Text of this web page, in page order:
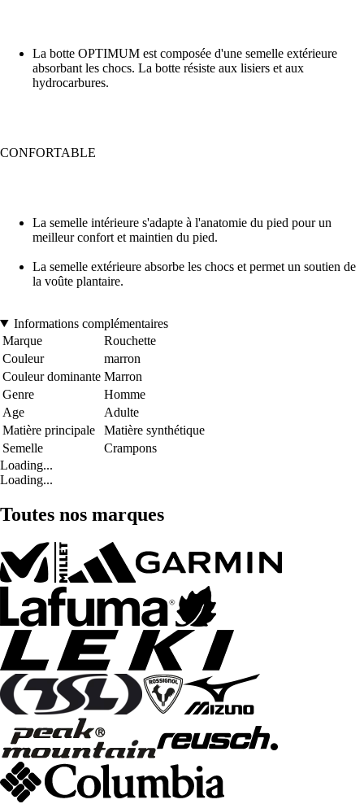
La botte OPTIMUM est composée d'une semelle extérieure
absorbant les chocs. La botte résiste aux lisiers et aux
hydrocarbures.
CONFORTABLE
La semelle intérieure s'adapte à l'anatomie du pied pour un
meilleur confort et maintien du pied.
La semelle extérieure absorbe les chocs et permet un soutien de
la voûte plantaire.
Informations complémentaires
Marque
Rouchette
Couleur
marron
Couleur dominante Marron
Genre
Homme
Age
Adulte
Matière principale
Matière synthétique
Semelle
Crampons
Loading...
Loading...
Toutes nos marques